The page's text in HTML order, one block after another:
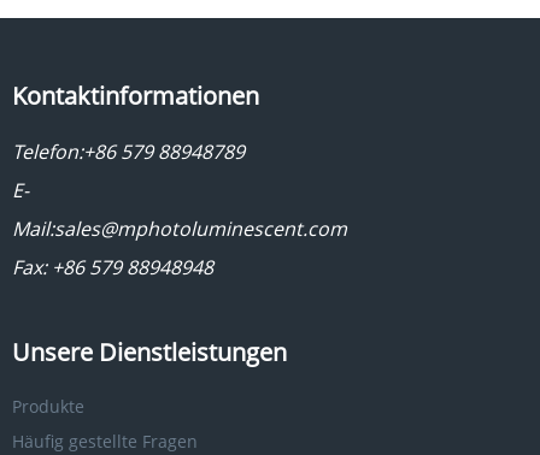
Kontaktinformationen
Telefon:+86 579 88948789
E-
Mail:sales@mphotoluminescent.com
Fax: +86 579 88948948
Unsere Dienstleistungen
Produkte
Häufig gestellte Fragen